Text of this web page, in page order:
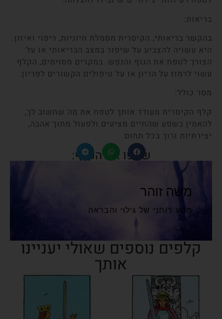
בריאות:
בהקשר בריאותי, הקיסרית מסמלת חיוניות, ריפוי ואיזון.
היא עשויה להצביע על שיפור במצב הבריאותי או על
הצורך לטפח את הגוף והנפש. במקרים מסוימים, הקלף
עשוי לרמוז על הריון או על טיפולים הקשורים לפריון.
מסר כולל:
קלף הקיסרית מעודד אותך לטפח את מה שחשוב לך,
להאמין בשפע שהחיים מציעים ולפעול מתוך אהבה,
יצירתיות ורוך בכל תחום.
שתפו את הקלף:
משה זוהר
מסע רוחני של גילוי והבראה
קלפים נוספים שאולי יעניינו
אותך